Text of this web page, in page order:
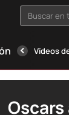
Buscar en
Vídeos